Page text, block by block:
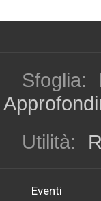
Sfoglia:
Utilità:
Eventi